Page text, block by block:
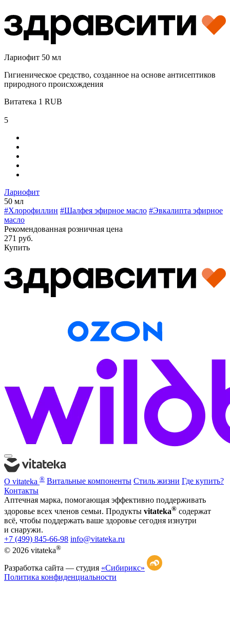
Лариофит 50 мл
Гигиеническое средство, созданное на основе антисептиков
природного происхождения
Витатека 1 RUB
5
Лариофит
50 мл
#Хлорофиллин #Шалфея эфирное масло #Эвкалипта эфирное
масло
Рекомендованная розничная цена
271 руб.
Купить
О vitateka ® Витальные компоненты Стиль жизни Где купить?
Контакты
Аптечная марка, помогающая эффективно поддерживать
здоровье всех членов семьи. Продукты vitateka® содержат
всё, чтобы поддержать ваше здоровье сегодня изнутри
и снаружи.
+7 (499) 845-66-98 info@vitateka.ru
© 2026 vitateka®
Разработка сайта — студия «Сибирикс»
Политика конфиденциальности